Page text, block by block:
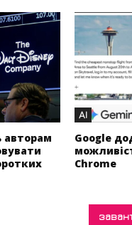
авторам
AI
Google
Chrome